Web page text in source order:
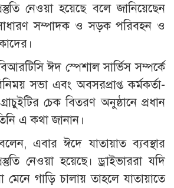
নেওয়া হয়েছে বলে জানিয়েছেন
সম্পাদক ও সড়ক পরিবহন ও
ঈদ স্পেশাল সার্ভিস সম্পর্কে
সভা এবং অবসরপ্রাপ্ত কর্মকর্তা-
চেক বিতরণ অনুষ্ঠানে প্রধান
এ কথা জানান।
এবার ঈদে যাতায়াত ব্যবস্থার
নেওয়া হয়েছে। ড্রাইভাররা যদি
মেনে গাড়ি চালায় তাহলে যাতায়াতে